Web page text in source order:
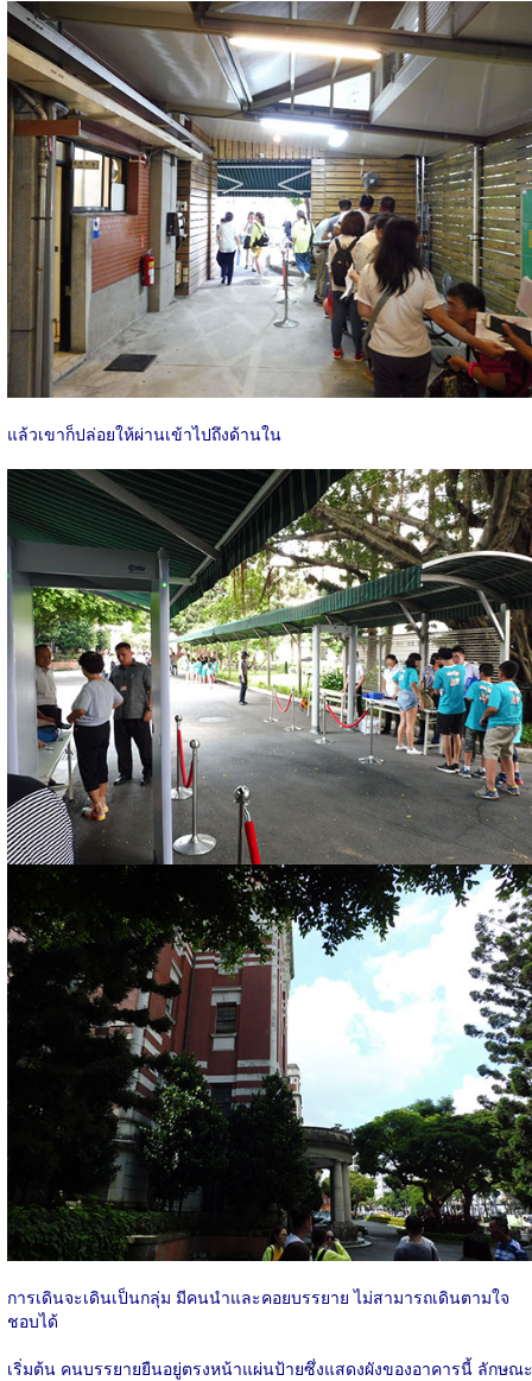
แล้วเขาก็ปล่อยให้ผ่านเข้าไปถึงด้านใน
การเดินจะเดินเป็นกลุ่ม มีคนนำและคอยบรรยาย ไม่สามารถเดินตามใจ
ชอบได้
เริ่มต้น คนบรรยายยืนอยู่ตรงหน้าแผ่นป้ายซึ่งแสดงผังของอาคารนี้ ลักษณะ